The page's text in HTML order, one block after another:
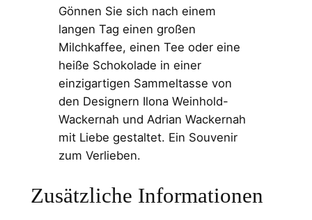
n
Gönnen Sie sich nach einem
langen Tag einen großen
Milchkaffee, einen Tee oder eine
heiße Schokolade in einer
einzigartigen Sammeltasse von
den Designern Ilona Weinhold-
Wackernah und Adrian Wackernah
mit Liebe gestaltet. Ein Souvenir
zum Verlieben.
Zusätzliche Informationen